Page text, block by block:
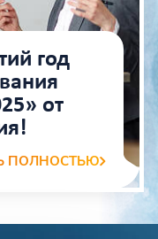
год
от
ПОЛНОСТЬЮ